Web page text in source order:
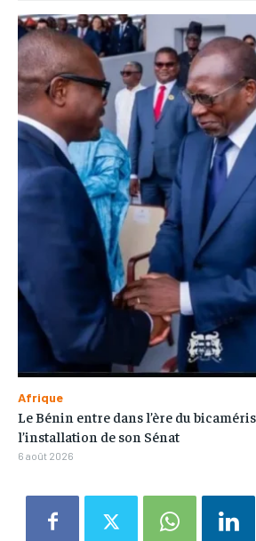
Afrique
Le Bénin entre dans l’ère du
l’installation de son Sénat
6 août 2026